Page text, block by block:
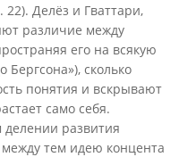
Делёз и Гваттари,
различие между
его на всякую
сколько
понятия и вскрывают
само себя.
развития
тем идею концента